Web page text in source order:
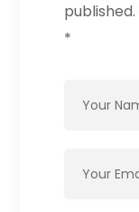
published.
*